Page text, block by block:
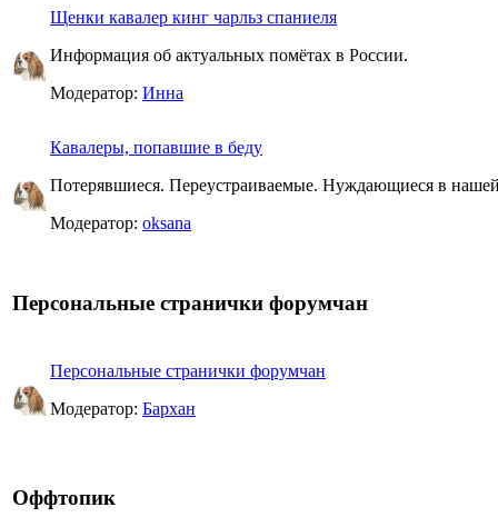
Щенки кавалер кинг чарльз спаниеля
Информация об актуальных помётах в России.
Модератор: Инна
Кавалеры, попавшие в беду
Потерявшиеся. Переустраиваемые. Нуждающиеся в
Модератор: oksana
Персональные странички форумчан
Персональные странички форумчан
Модератор: Бархан
Оффтопик